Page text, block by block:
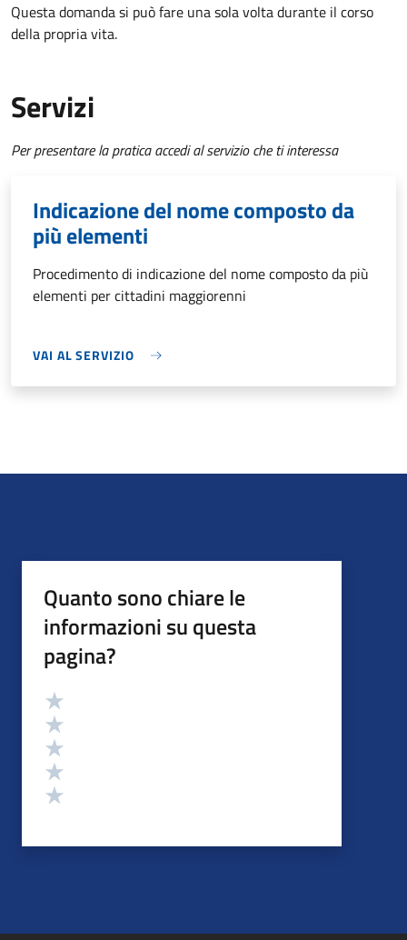
Questa domanda si può fare una sola volta durante il corso
della propria vita.
Servizi
Per presentare la pratica accedi al servizio che ti interessa
Indicazione del nome composto da
più elementi
Procedimento di indicazione del nome composto da più
elementi per cittadini maggiorenni
VAI AL SERVIZIO
Quanto sono chiare le
informazioni su questa
pagina?
Valutazione